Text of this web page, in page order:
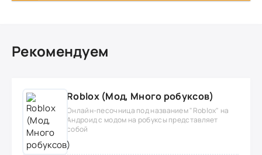
Рекомендуем
Roblox (Мод, Много робуксов)
Онлайн-песочница под названием "Roblox" на
Андроид с модом на робуксы представляет
собой